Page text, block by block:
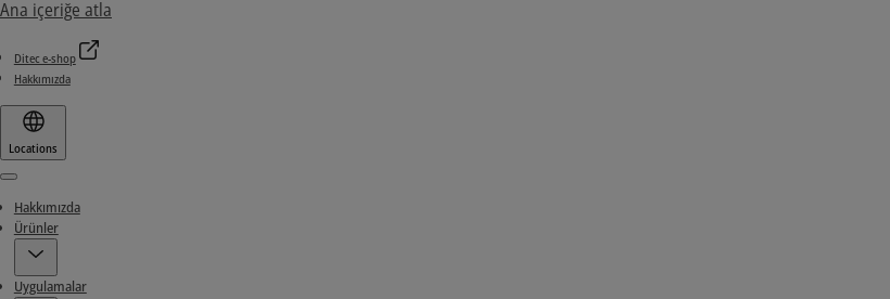
Ana içeriğe atla
Ditec e-shop
Hakkımızda
Locations
Menu
Hakkımızda
Ürünler
Uygulamalar